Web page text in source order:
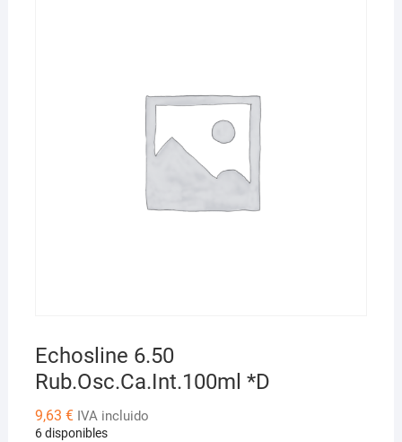
Echosline 6.50
Rub.Osc.Ca.Int.100ml *D
9,63 € IVA incluido
6 disponibles